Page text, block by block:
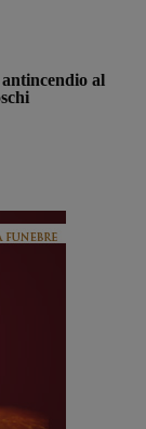
al